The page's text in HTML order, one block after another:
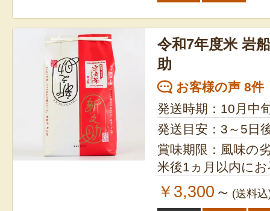
令和7年度米 岩
助
お客様の声 8件
発送時期：10月中
発送目安：3～5日
賞味期限：風味の
米後1ヵ月以内に
￥3,300 ～ (送料